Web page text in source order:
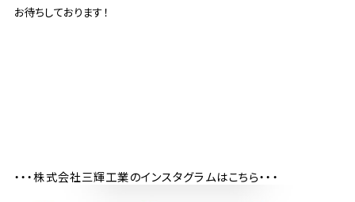
お待ちしております！
・・・株式会社三輝工業のインスタグラムはこちら・・・